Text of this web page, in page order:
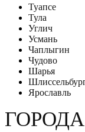
Туапсе
Тула
Углич
Усмань
Чаплыгин
Чудово
Шарья
Ярославль